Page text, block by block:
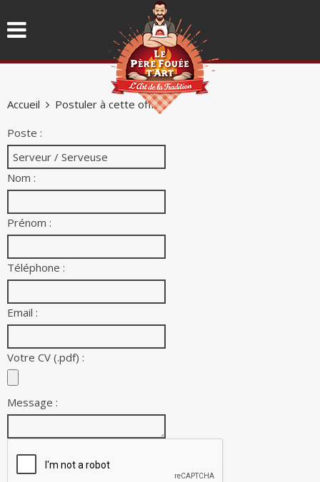
Accueil
Postuler à cette offre
Poste :
Nom :
Prénom :
Téléphone :
Email :
Votre CV (.pdf) :
Message :